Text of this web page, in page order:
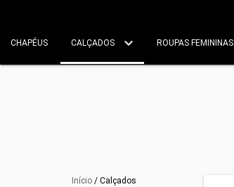
CHAPÉUS CALÇADOS ROUPAS FEMININAS
Início / Calçados